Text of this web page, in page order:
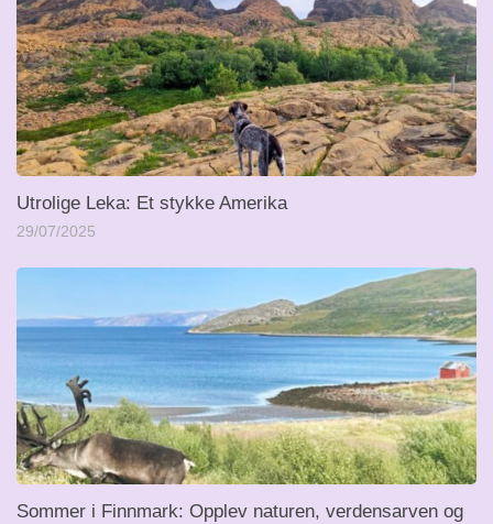
Utrolige Leka: Et stykke Amerika
29/07/2025
Sommer i Finnmark: Opplev naturen, verdensarven og